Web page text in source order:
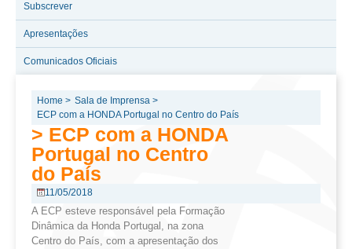
Subscrever
Apresentações
Comunicados Oficiais
Home > Sala de Imprensa >
ECP com a HONDA Portugal no Centro do País
> ECP com a HONDA
Portugal no Centro
do País
11/05/2018
A ECP esteve responsável pela Formação
Dinâmica da Honda Portugal, na zona
Centro do País, com a apresentação dos